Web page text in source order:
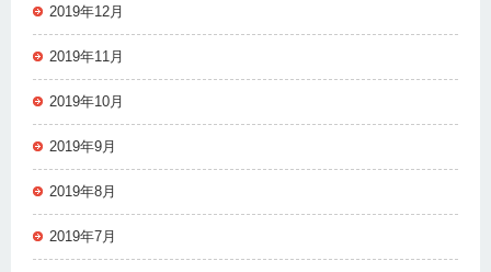
2019年12月
2019年11月
2019年10月
2019年9月
2019年8月
2019年7月